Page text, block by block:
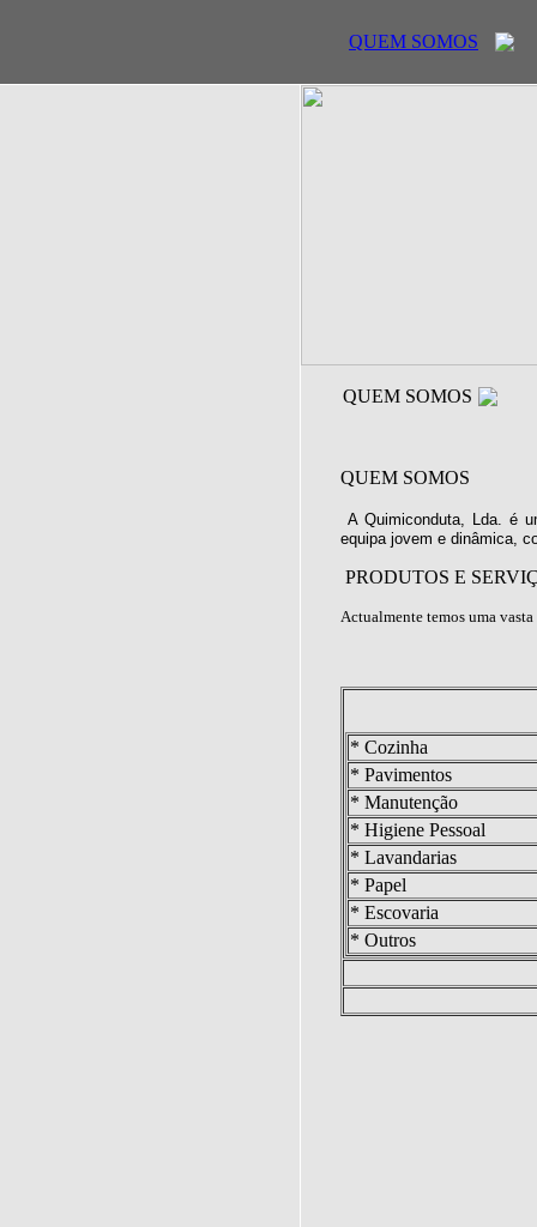
QUEM SOMOS
QUEM SOMOS
QUEM SOMOS
A Quimiconduta, Lda. é
equipa jovem e dinâmica,
PRODUTOS E
Actualmente temos uma
* Cozinha
* Pavimentos
* Manutenção
* Higiene Pessoal
* Lavandarias
* Papel
* Escovaria
* Outros